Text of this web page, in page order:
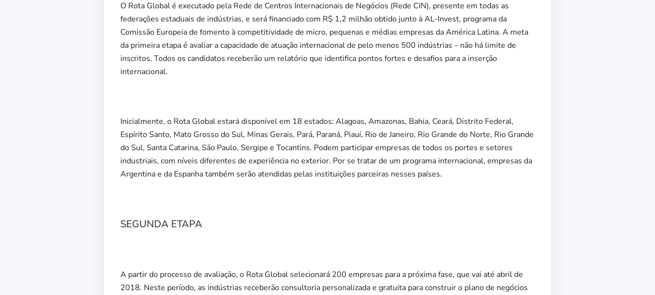
O Rota Global é executado pela Rede de Centros Internacionais de Negócios (Rede CIN), presente em todas as
federações estaduais de indústrias, e será financiado com R$ 1,2 milhão obtido junto à AL-Invest, programa da
Comissão Europeia de fomento à competitividade de micro, pequenas e médias empresas da América Latina. A meta
da primeira etapa é avaliar a capacidade de atuação internacional de pelo menos 500 indústrias – não há limite de
inscritos. Todos os candidatos receberão um relatório que identifica pontos fortes e desafios para a inserção
internacional.
Inicialmente, o Rota Global estará disponível em 18 estados: Alagoas, Amazonas, Bahia, Ceará, Distrito Federal,
Espírito Santo, Mato Grosso do Sul, Minas Gerais, Pará, Paraná, Piauí, Rio de Janeiro, Rio Grande do Norte, Rio Grande
do Sul, Santa Catarina, São Paulo, Sergipe e Tocantins. Podem participar empresas de todos os portes e setores
industriais, com níveis diferentes de experiência no exterior. Por se tratar de um programa internacional, empresas da
Argentina e da Espanha também serão atendidas pelas instituições parceiras nesses países.
SEGUNDA ETAPA
A partir do processo de avaliação, o Rota Global selecionará 200 empresas para a próxima fase, que vai até abril de
2018. Neste período, as indústrias receberão consultoria personalizada e gratuita para construir o plano de negócios